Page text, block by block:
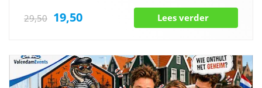
29,50 19,50 Lees verder